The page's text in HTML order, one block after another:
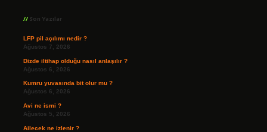
Son Yazılar
LFP pil açılımı nedir ?
Ağustos 7, 2026
Dizde iltihap olduğu nasıl anlaşılır ?
Ağustos 6, 2026
Kumru yuvasında bit olur mu ?
Ağustos 6, 2026
Avi ne ismi ?
Ağustos 5, 2026
Ailecek ne izlenir ?